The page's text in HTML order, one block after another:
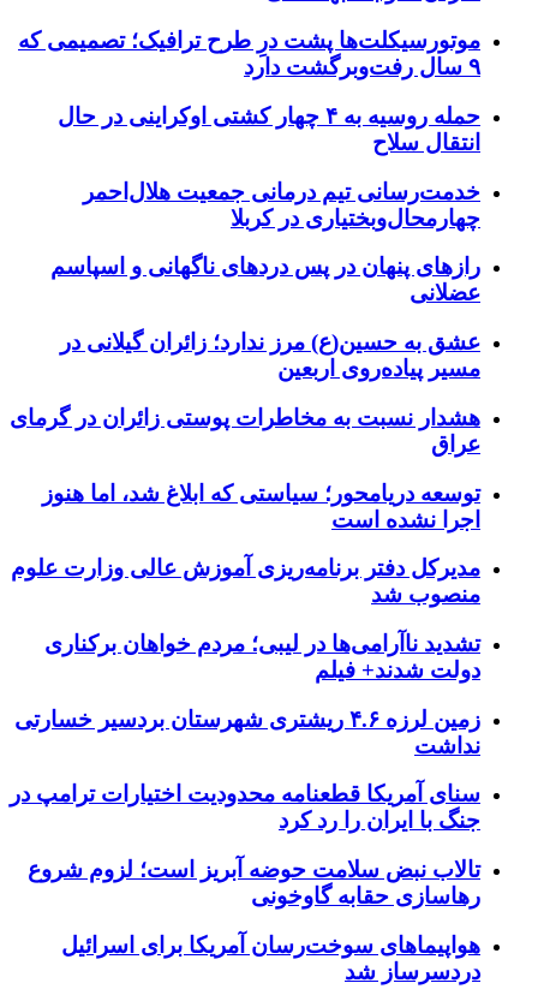
موتورسیکلت‌ها پشت درِ طرح ترافیک؛ تصمیمی که
۹ سال رفت‌وبرگشت دارد
حمله روسیه به ۴ چهار کشتی اوکراینی در حال
انتقال سلاح
خدمت‌رسانی تیم درمانی جمعیت هلال‌احمر
چهارمحال‌وبختیاری در کربلا
رازهای پنهان در پس دردهای ناگهانی و اسپاسم
عضلانی
عشق به حسین(ع) مرز ندارد؛ زائران گیلانی در
مسیر پیاده‌روی اربعین
هشدار نسبت به مخاطرات پوستی زائران در گرمای
عراق
توسعه دریامحور؛ سیاستی که ابلاغ شد، اما هنوز
اجرا نشده است
مدیرکل دفتر برنامه‌ریزی آموزش عالی وزارت علوم
منصوب شد
تشدید ناآرامی‌ها در لیبی؛ مردم خواهان برکناری
دولت شدند+ فیلم
زمین لرزه ۴.۶ ریشتری شهرستان بردسیر خسارتی
نداشت
سنای آمریکا قطعنامه محدودیت اختیارات ترامپ در
جنگ با ایران را رد کرد
تالاب نبض سلامت حوضه آبریز است؛ لزوم شروع
رهاسازی حقابه گاوخونی
هواپیماهای سوخت‌رسان آمریکا برای اسرائیل
دردسرساز شد